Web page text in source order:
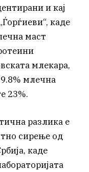
и кај
каде
маст
млекара,
млечна
23%.
разлика е
сирење од
каде